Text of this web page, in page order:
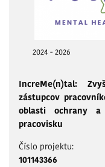
2024 - 2026
IncreMe(n)tal:
zástupcov
oblasti ochrany a
pracovisku
Číslo projektu:
101143366